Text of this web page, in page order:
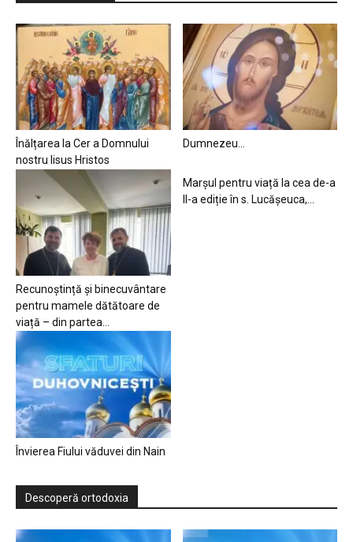
Înălțarea la Cer a Domnului
nostru Iisus Hristos
Dumnezeu…
Recunoștință și binecuvântare
pentru mamele dătătoare de
viață – din partea...
Marșul pentru viață la cea de-a
II-a ediție în s. Lucășeuca,...
Învierea Fiului văduvei din Nain
Descoperă ortodoxia